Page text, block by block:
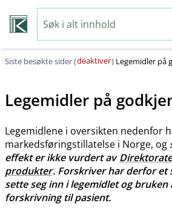
Siste besøkte sider (deaktiver) Legemidler på
Legemidler på
Legemidlene i oversikten nedenfor
markedsføringstillatelse i Norge, og
effekt er ikke vurdert av
produkter. Forskriver har derfor et
sette seg inn i legemidlet og bruken
forskrivning til pasient.